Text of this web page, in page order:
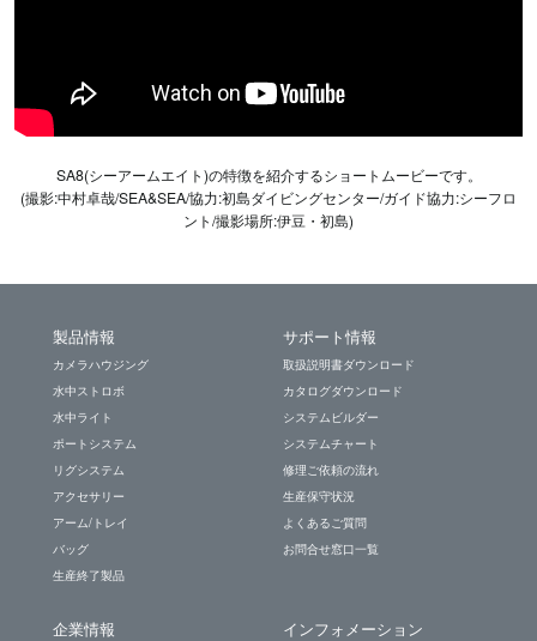
SA8(シーアームエイト)の特徴を紹介するショートムービーです。
(撮影:中村卓哉/SEA&SEA/協力:初島ダイビングセンター/ガイド協力:シーフロ
ント/撮影場所:伊豆・初島)
製品情報
カメラハウジング
水中ストロボ
水中ライト
ポートシステム
リグシステム
アクセサリー
アーム/トレイ
バッグ
生産終了製品
サポート情報
取扱説明書ダウンロード
カタログダウンロード
システムビルダー
システムチャート
修理ご依頼の流れ
生産保守状況
よくあるご質問
お問合せ窓口一覧
企業情報 インフォメーション